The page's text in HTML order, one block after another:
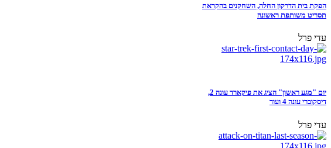
הפקת בית הדרקון החלה, השחקנים בהקראת
תסריט משותפת ראשונה
עדי פרל
יום "מגע ראשון" הציג את פיקארד עונה 2,
דיסקוברי עונה 4 ועוד
עדי פרל